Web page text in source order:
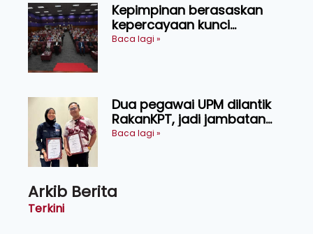
Kepimpinan berasaskan
kepercayaan kunci
kecemerlangan institusi -
Baca lagi »
Dua pegawai UPM dilantik
RakanKPT, jadi jambatan
maklumat ke akar umbi
Baca lagi »
Arkib Berita
Terkini